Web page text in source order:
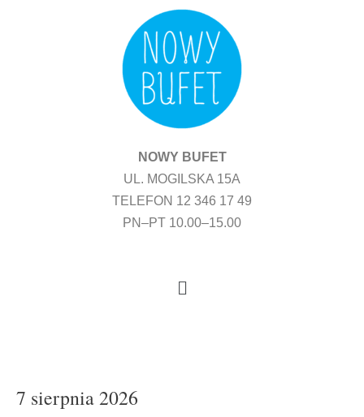
NOWY BUFET
UL. MOGILSKA 15A
TELEFON 12 346 17 49
PN–PT 10.00–15.00
Menu
7 sierpnia 2026